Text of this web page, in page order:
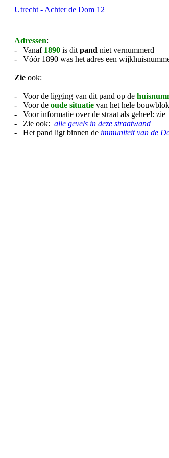
Utrecht - Achter de Dom 12
Adressen:
- Vanaf 1890 is dit pand niet vernummerd
- Vóór 1890 was het adres een
Zie ook:
- Voor de ligging van dit pand op de
- Voor de oude situatie van het hele
- Voor informatie over de straat als geheel: zie
- Zie ook: alle gevels in deze straatwand
- Het pand ligt binnen de immuniteit van de